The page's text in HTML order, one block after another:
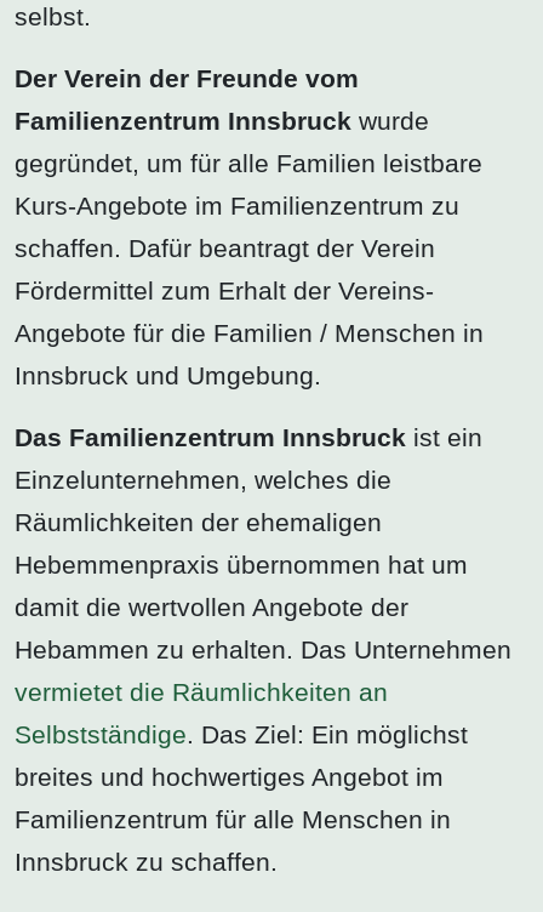
selbst.
Der Verein der Freunde vom
Familienzentrum Innsbruck wurde
gegründet, um für alle Familien leistbare
Kurs-Angebote im Familienzentrum zu
schaffen. Dafür beantragt der Verein
Fördermittel zum Erhalt der Vereins-
Angebote für die Familien / Menschen in
Innsbruck und Umgebung.
Das Familienzentrum Innsbruck ist ein
Einzelunternehmen, welches die
Räumlichkeiten der ehemaligen
Hebemmenpraxis übernommen hat um
damit die wertvollen Angebote der
Hebammen zu erhalten. Das Unternehmen
vermietet die Räumlichkeiten an
Selbstständige. Das Ziel: Ein möglichst
breites und hochwertiges Angebot im
Familienzentrum für alle Menschen in
Innsbruck zu schaffen.